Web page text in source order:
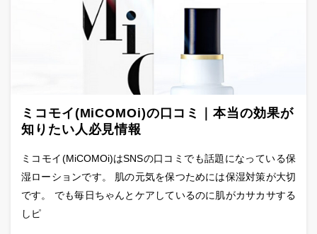
ミコモイ(MiCOMOi)の口コミ｜本当の効果が
知りたい人必見情報
ミコモイ(MiCOMOi)はSNSの口コミでも話題になっている保
湿ローションです。 肌の元気を保つためには保湿対策が大切
です。 でも毎日ちゃんとケアしているのに肌がカサカサする
しピ